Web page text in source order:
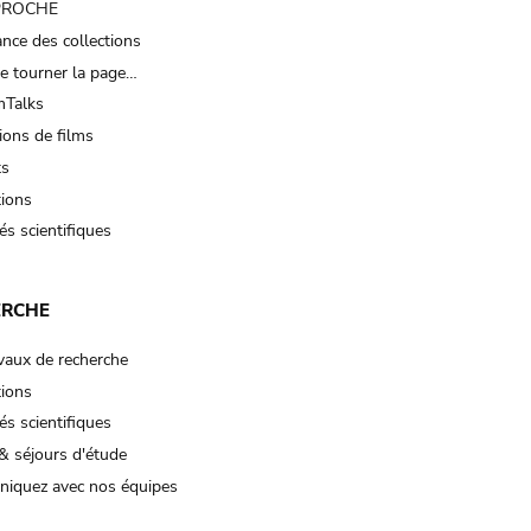
des collections
tourner la page…
de films
scientifiques
de recherche
scientifiques
séjours d'étude
avec nos équipes